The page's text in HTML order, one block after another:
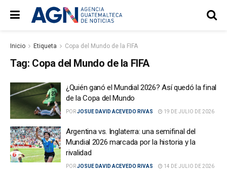
Inicio Etiqueta Copa del Mundo de la FIFA
Tag: Copa del Mundo de la FIFA
¿Quién ganó el Mundial 2026? Así quedó la final
de la Copa del Mundo
PORJOSUE DAVID ACEVEDO RIVAS 19 DE JULIO DE 2026
Argentina vs. Inglaterra: una semifinal del
Mundial 2026 marcada por la historia y la
rivalidad
PORJOSUE DAVID ACEVEDO RIVAS 14 DE JULIO DE 2026